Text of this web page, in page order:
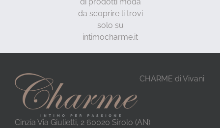
di prodotti moda
da scoprire li trovi
solo su
intimocharme.it
CHARME di Vivani
Cinzia Via Giulietti, 2 60020 Sirolo (AN)